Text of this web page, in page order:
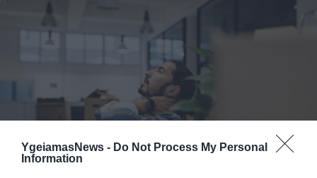
YgeiamasNews - Do Not Process My Personal
Information
ΥΓΕΙΑ